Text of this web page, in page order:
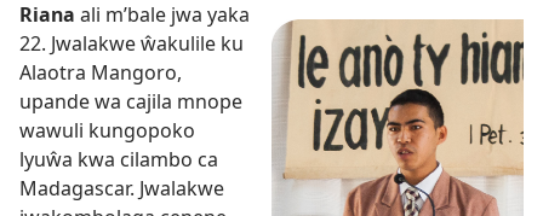
Riana ali m’bale jwa yaka
22. Jwalakwe ŵakulile ku
Alaotra Mangoro,
upande wa cajila mnope
wawuli kungopoko
lyuŵa kwa cilambo ca
Madagascar. Jwalakwe